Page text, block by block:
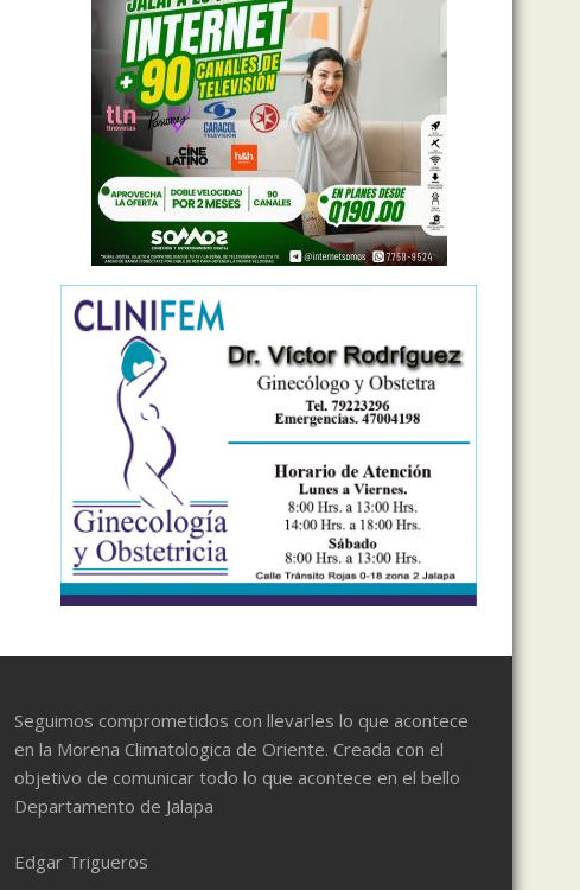
Seguimos comprometidos con llevarles lo que acontece
en la Morena Climatologica de Oriente. Creada con el
objetivo de comunicar todo lo que acontece en el bello
Departamento de Jalapa
Edgar Trigueros